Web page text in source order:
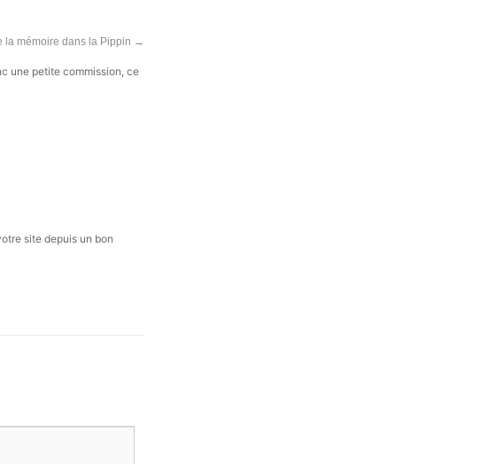
la mémoire dans la Pippin →
une petite commission, ce
site depuis un bon